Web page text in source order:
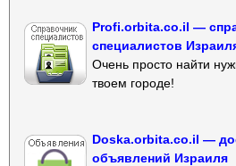
Profi.orbita.co.il —
специалистов
Очень просто найти
твоем городе!
Doska.orbita.co.il —
объявлений Израиля